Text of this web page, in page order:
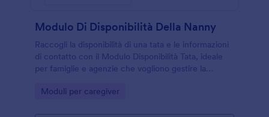
Modulo Di Disponibilità Della Nanny
Raccogli la disponibilità di una tata e le informazioni
di contatto con il Modulo Disponibilità Tata, ideale
per famiglie e agenzie che vogliono gestire la
Jotform.
Go to Category:
Moduli per caregiver